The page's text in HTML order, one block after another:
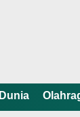
Dunia